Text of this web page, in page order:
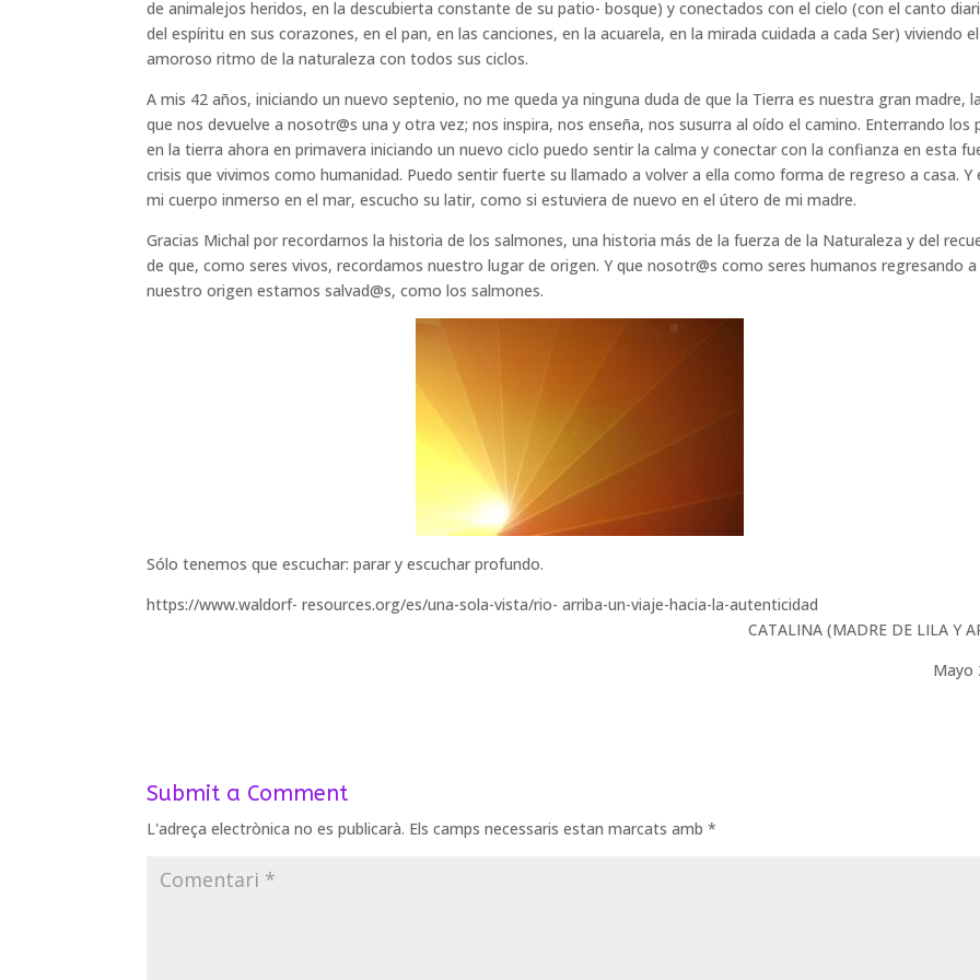
de animalejos heridos, en la descubierta constante de su patio- bosque) y conectados con el cielo (con el canto
del espíritu en sus corazones, en el pan, en las canciones, en la acuarela, en la mirada cuidada a cada Ser) viviendo el
amoroso ritmo de la naturaleza con todos sus ciclos.
A mis 42 años, iniciando un nuevo septenio, no me queda ya ninguna duda de que la Tierra es nuestra gran madre, la
que nos devuelve a nosotr@s una y otra vez; nos inspira, nos enseña, nos susurra al oído el camino. Enterrando los
en la tierra ahora en primavera iniciando un nuevo ciclo puedo sentir la calma y conectar con la confianza en esta
crisis que vivimos como humanidad. Puedo sentir fuerte su llamado a volver a ella como forma de regreso a casa. Y
mi cuerpo inmerso en el mar, escucho su latir, como si estuviera de nuevo en el útero de mi madre.
Gracias Michal por recordarnos la historia de los salmones, una historia más de la fuerza de la Naturaleza y del
de que, como seres vivos, recordamos nuestro lugar de origen. Y que nosotr@s como seres humanos regresando a
nuestro origen estamos salvad@s, como los salmones.
Sólo tenemos que escuchar: parar y escuchar profundo.
https://www.waldorf- resources.org/es/una-sola-vista/rio- arriba-un-viaje-hacia-la-autenticidad
CATALINA (MADRE DE LILA Y
Mayo
Submit a Comment
L'adreça electrònica no es publicarà. Els camps necessaris estan marcats amb*